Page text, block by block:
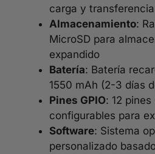
carga y
Almacenamiento:
MicroSD para
expandido
Batería: Batería
1550 mAh (2-3 días
Pines GPIO: 12 pines
configurables para
Software: Sistema
personalizado